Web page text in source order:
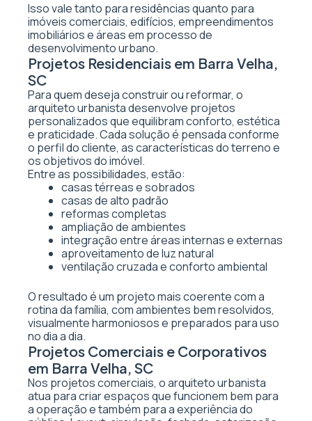
Isso vale tanto para residências quanto para
imóveis comerciais, edifícios, empreendimentos
imobiliários e áreas em processo de
desenvolvimento urbano.
Projetos Residenciais em Barra Velha,
SC
Para quem deseja construir ou reformar, o
arquiteto urbanista desenvolve projetos
personalizados que equilibram conforto, estética
e praticidade. Cada solução é pensada conforme
o perfil do cliente, as características do terreno e
os objetivos do imóvel.
Entre as possibilidades, estão:
casas térreas e sobrados
casas de alto padrão
reformas completas
ampliação de ambientes
integração entre áreas internas e externas
aproveitamento de luz natural
ventilação cruzada e conforto ambiental
O resultado é um projeto mais coerente com a
rotina da família, com ambientes bem resolvidos,
visualmente harmoniosos e preparados para uso
no dia a dia.
Projetos Comerciais e Corporativos
em Barra Velha, SC
Nos projetos comerciais, o arquiteto urbanista
atua para criar espaços que funcionem bem para
a operação e também para a experiência do